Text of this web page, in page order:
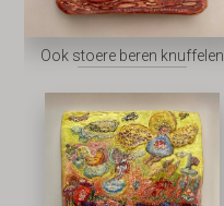
Ook stoere beren knuffelen